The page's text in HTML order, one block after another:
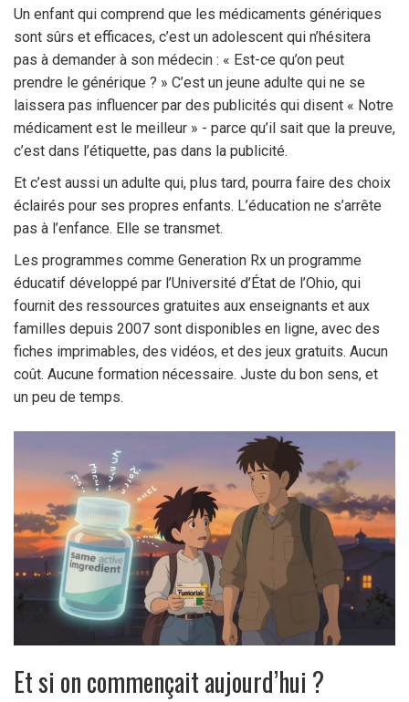
Un enfant qui comprend que les médicaments génériques
sont sûrs et efficaces, c’est un adolescent qui n’hésitera
pas à demander à son médecin : « Est-ce qu’on peut
prendre le générique ? » C’est un jeune adulte qui ne se
laissera pas influencer par des publicités qui disent « Notre
médicament est le meilleur » - parce qu’il sait que la preuve,
c’est dans l’étiquette, pas dans la publicité.
Et c’est aussi un adulte qui, plus tard, pourra faire des choix
éclairés pour ses propres enfants. L’éducation ne s’arrête
pas à l’enfance. Elle se transmet.
Les programmes comme Generation Rx un programme
éducatif développé par l’Université d’État de l’Ohio, qui
fournit des ressources gratuites aux enseignants et aux
familles depuis 2007 sont disponibles en ligne, avec des
fiches imprimables, des vidéos, et des jeux gratuits. Aucun
coût. Aucune formation nécessaire. Juste du bon sens, et
un peu de temps.
Et si on commençait aujourd’hui ?